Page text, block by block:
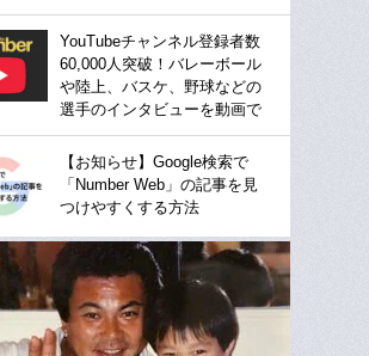
YouTubeチャンネル登録者数
60,000人突破！バレーボール
や陸上、バスケ、野球などの
選手のインタビューを動画で
【お知らせ】Google検索で
「Number Web」の記事を見
つけやすくする方法